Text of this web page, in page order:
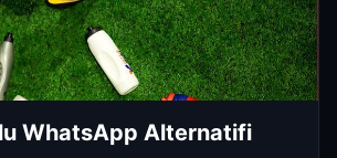
WhatsApp Alternatifi